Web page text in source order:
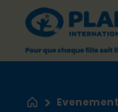
Home